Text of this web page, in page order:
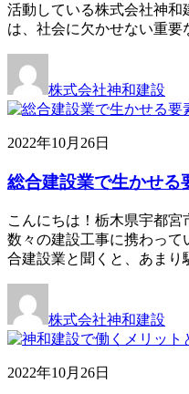
活動している株式会社神和
は、社会に欠かせない重
株式会社神和建設
2022年10月26日
総合建設業で生かせる
こんにちは！栃木県宇都
数々の建設工事に携わって
合建設業と聞くと、あま
株式会社神和建設
2022年10月26日